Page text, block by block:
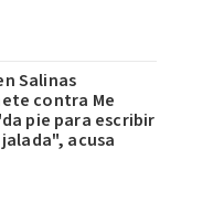
Salinas
contra Me
pie para escribir
acusa